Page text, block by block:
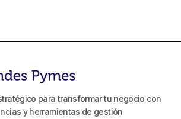
para transformar tu negocio con
y herramientas de gestión